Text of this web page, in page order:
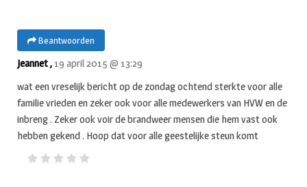
Beantwoorden
Jeannet , 19 april 2015 @ 13:29
wat een vreselijk bericht op de zondag ochtend sterkte voor alle
familie vrieden en zeker ook voor alle medewerkers van HVW en de
inbreng . Zeker ook voir de brandweer mensen die hem vast ook
hebben gekend . Hoop dat voor alle geestelijke steun komt